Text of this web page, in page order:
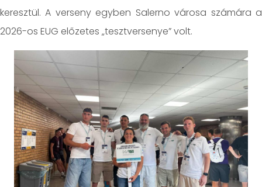
keresztül. A verseny egyben Salerno városa számára a
2026-os EUG előzetes „tesztversenye” volt.